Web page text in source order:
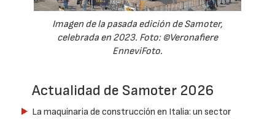
Imagen de la pasada edición de Samoter,
celebrada en 2023. Foto: ©Veronafiere
EnneviFoto.
Actualidad de Samoter 2026
La maquinaria de construcción en Italia: un sector